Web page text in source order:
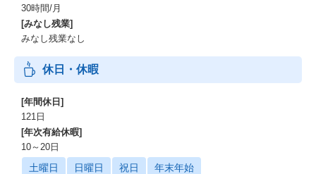
30時間/月
[みなし残業]
みなし残業なし
休日・休暇
[年間休日]
121日
[年次有給休暇]
10～20日
土曜日 日曜日 祝日 年末年始